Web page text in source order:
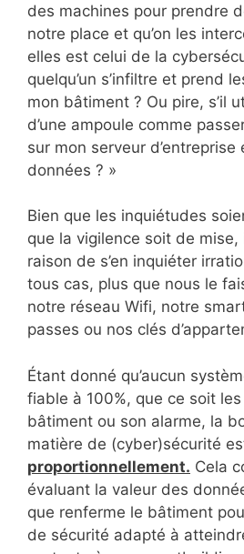
des machines pour prendre
notre place et qu’on les
elles est celui de la
quelqu’un s’infiltre et prend
mon bâtiment ? Ou pire, s’il
d’une ampoule comme
sur mon serveur d’entreprise
données ? »
Bien que les inquiétudes
que la vigilence soit de mise,
raison de s’en inquiéter
tous cas, plus que nous le
notre réseau Wifi, notre
passes ou nos clés
Étant donné qu’aucun
fiable à 100%, que ce soit
bâtiment ou son alarme, la
matière de (cyber)sécurité
proportionnellement. Cela
évaluant la valeur des
que renferme le bâtiment
de sécurité adapté à